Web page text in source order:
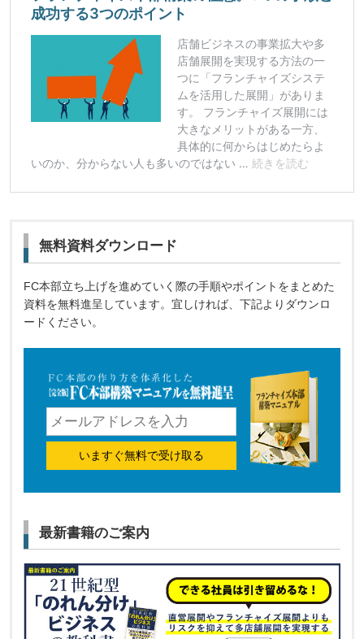
無料資料ダウンロード
FC本部立ち上げを進めていく際の手順やポイントをまとめた
資料を無料進呈しています。宜しければ、下記よりダウンロ
ードください。
いますぐ無料で受け取る
最新書籍のご案内